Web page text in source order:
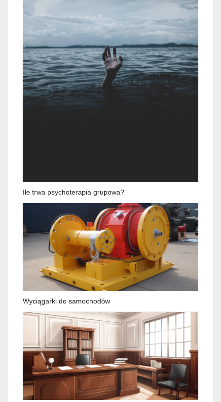
Ile trwa psychoterapia grupowa?
Wyciągarki do samochodów